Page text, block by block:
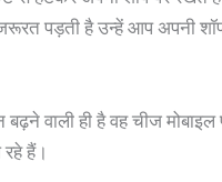
पड़ती है उन्हें आप अपनी
वाली ही है वह चीज
हैं।